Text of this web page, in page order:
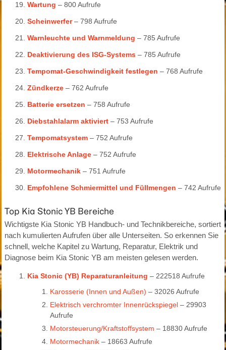
Wartung – 800 Aufrufe
Scheinwerfer – 798 Aufrufe
Warnleuchte und Warnmeldung – 785 Aufrufe
Deaktivierung des ISG-Systems – 785 Aufrufe
Tempomat-Geschwindigkeit festlegen – 768 Aufrufe
Zündkerze – 762 Aufrufe
Batterie ersetzen – 758 Aufrufe
Diebstahlalarm aktiviert – 753 Aufrufe
Tempomatsystem – 752 Aufrufe
Elektrische Anlage – 752 Aufrufe
Motormechanik – 751 Aufrufe
Empfohlene Schmiermittel und Füllmengen – 742 Aufrufe
Top Kia Stonic YB Bereiche
Wichtigste Kia Stonic YB Handbuch- und Technikbereiche, sortiert
nach kumulierten Aufrufen über alle Unterseiten. So erkennen Sie
schnell, welche Kapitel zu Wartung, Reparatur, Elektrik und
Diagnose beim Kia Stonic YB am meisten gelesen werden.
Kia Stonic (YB) Reparaturanleitung – 222518 Aufrufe
Karosserie (Innen und Außen) – 32026 Aufrufe
Elektrisch verchromter Innenrückspiegel – 29903
Aufrufe
Motorsteuerung/Kraftstoffsystem – 18830 Aufrufe
Motormechanik – 18663 Aufrufe